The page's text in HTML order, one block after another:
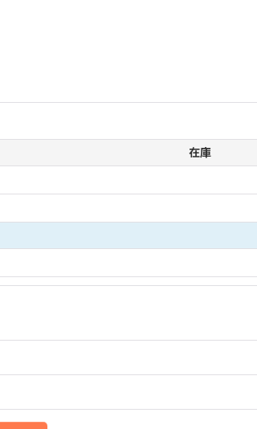
在庫